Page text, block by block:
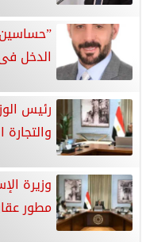
الدخل
رئيس
وزيرة
مطور